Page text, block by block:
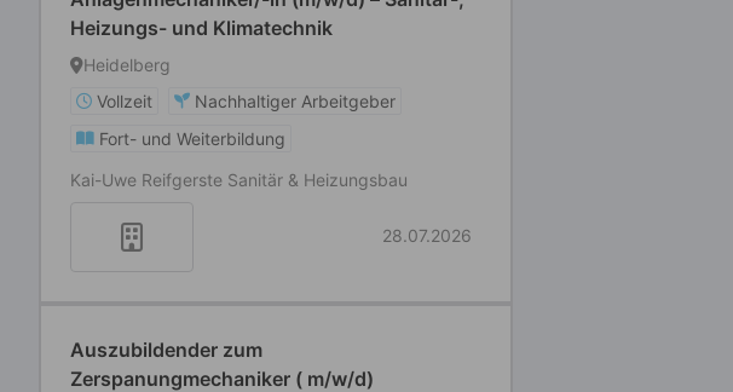
Heizungs- und Klimatechnik
Heidelberg
Vollzeit
Nachhaltiger Arbeitgeber
Fort- und Weiterbildung
Kai-Uwe Reifgerste Sanitär & Heizungsbau
28.07.2026
Auszubildender zum
Zerspanungmechaniker ( m/w/d)